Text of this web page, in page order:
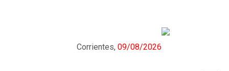
Corrientes, 09/08/2026